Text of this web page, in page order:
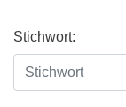
Stichwort: